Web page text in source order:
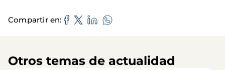
Compartir en
Otros temas de actualidad